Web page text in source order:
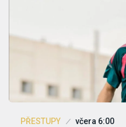
PŘESTUPY včera 6:00